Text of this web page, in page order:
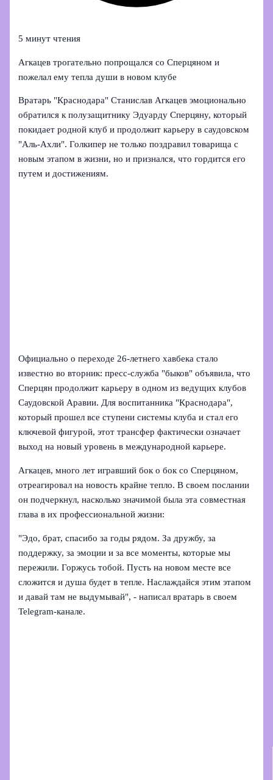
5 минут чтения
Агкацев трогательно попрощался со Сперцяном и
пожелал ему тепла души в новом клубе
Вратарь "Краснодара" Станислав Агкацев эмоционально
обратился к полузащитнику Эдуарду Сперцяну, который
покидает родной клуб и продолжит карьеру в саудовском
"Аль-Ахли". Голкипер не только поздравил товарища с
новым этапом в жизни, но и признался, что гордится его
путем и достижениям.
Официально о переходе 26‑летнего хавбека стало
известно во вторник: пресс‑служба "быков" объявила, что
Сперцян продолжит карьеру в одном из ведущих клубов
Саудовской Аравии. Для воспитанника "Краснодара",
который прошел все ступени системы клуба и стал его
ключевой фигурой, этот трансфер фактически означает
выход на новый уровень в международной карьере.
Агкацев, много лет игравший бок о бок со Сперцяном,
отреагировал на новость крайне тепло. В своем послании
он подчеркнул, насколько значимой была эта совместная
глава в их профессиональной жизни:
"Эдо, брат, спасибо за годы рядом. За дружбу, за
поддержку, за эмоции и за все моменты, которые мы
пережили. Горжусь тобой. Пусть на новом месте все
сложится и душа будет в тепле. Наслаждайся этим этапом
и давай там не выдумывай", - написал вратарь в своем
Telegram‑канале.